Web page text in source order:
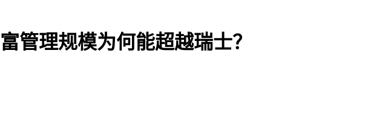
管理规模为何能超越瑞士？